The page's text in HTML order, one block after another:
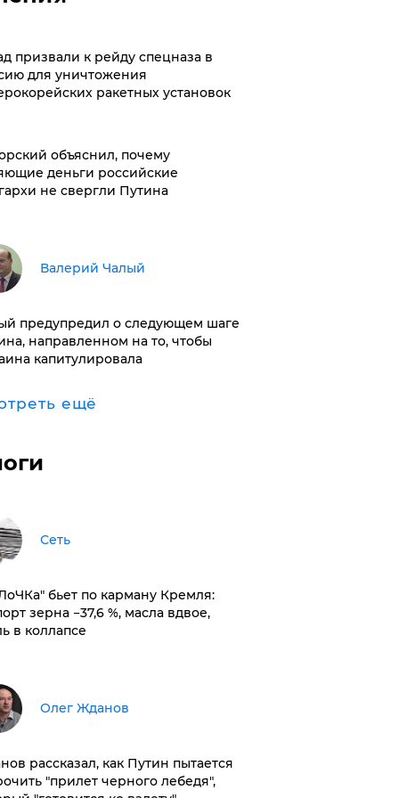
призвали к рейду спецназа в
для уничтожения
ракетных установок
объяснил, почему
деньги российские
не свергли Путина
Валерий Чалый
предупредил о следующем шаге
направленном на то, чтобы
капитулировала
ещё
Сеть
бьет по карману Кремля:
зерна −37,6 %, масла вдвое,
в коллапсе
Олег Жданов
рассказал, как Путин пытается
"прилет черного лебедя",